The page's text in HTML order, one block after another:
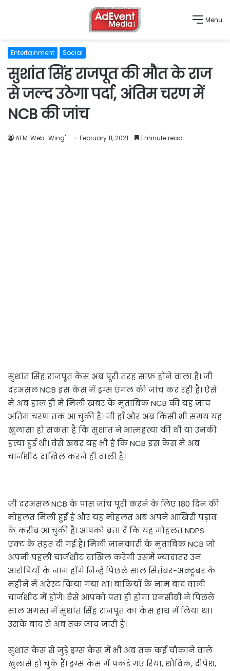
Menu
Entertainment Social
सुशांत सिंह राजपूत की मौत के राज
से जल्द उठेगा पर्दा, अंतिम चरण में
NCB की जांच
AEM 'Web_Wing' February 11, 2021 1 minute read
सुशांत सिंह राजपूत केस अब पूरी तरह साफ़ होने वाला है। जी
दरअसल NCB इस केस में ड्रग्स एंगल की जांच कर रही है। ऐसे
में अब हाल ही में मिली खबर के मुताबिक NCB की यह जांच
अंतिम चरण तक आ चुकी है। जी हाँ और अब किसी भी समय यह
खुलासा हो सकता है कि सुशांत ने आत्महत्या की थी या उनकी
हत्या हुई थी। वैसे खबर यह भी है कि NCB इस केस में अब
चार्जशीट दाखिल करने ही वाली है।
जी दरअसल NCB के पास जांच पूरी करने के लिए 180 दिन की
मोहलत मिली हुई है और यह मोहलत अब अपने आखिरी पड़ाव
के करीब आ चुकी है। आपको बता दें कि यह मोहलत NDPS
एक्ट के तहत दी गई है। मिली जानकारी के मुताबिक NCB जो
अपनी पहली चार्जशीट दाखिल करेगी उसमें ज्यादातर उन
आरोपियों के नाम होंगे जिन्हें पिछले साल सितंबर-अक्टूबर के
महीने में अरेस्ट किया गया था। बाकियों के नाम बाद वाली
चार्जशीट में होंगे। वैसे आपको पता ही होगा एनसीबी ने पिछले
साल अगस्त में सुशांत सिंह राजपूत का केस हाथ में लिया था।
उसके बाद से अब तक जांच जारी है।
सुशांत केस से जुड़े ड्रग्स केस में भी अब तक कई चौकाने वाले
खुलासे हो चुके हैं। ड्रग्स केस में पकडे गए रिया, शौविक, दीपेश,